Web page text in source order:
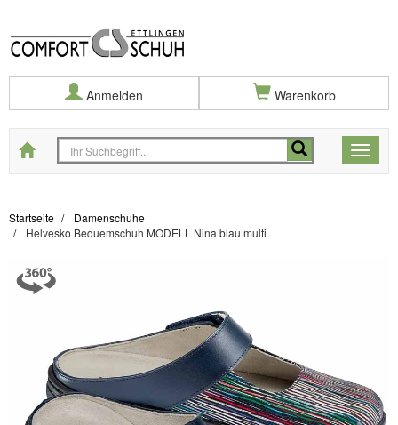
Anmelden Warenkorb
Toggle
Startseite
Startseite
Damenschuhe
Helvesko Bequemschuh MODELL Nina blau multi